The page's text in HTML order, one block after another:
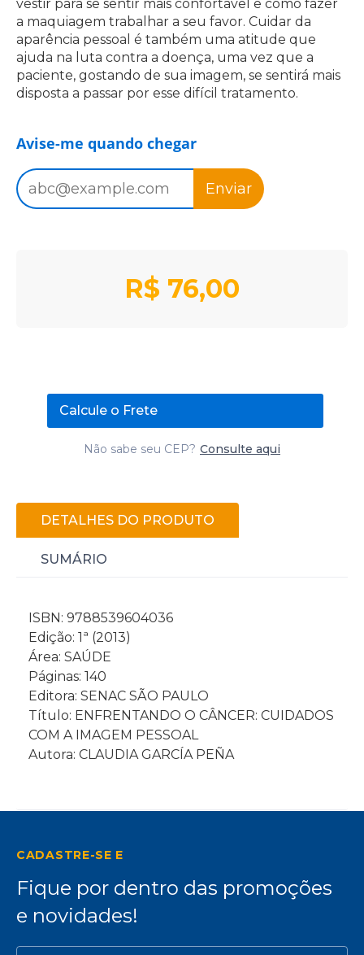
vestir para se sentir mais confortável e como fazer
a maquiagem trabalhar a seu favor. Cuidar da
aparência pessoal é também uma atitude que
ajuda na luta contra a doença, uma vez que a
paciente, gostando de sua imagem, se sentirá mais
disposta a passar por esse difícil tratamento.
Avise-me quando chegar
Enviar
R$ 76,00
Calcule o Frete
Não sabe seu CEP? Consulte aqui
DETALHES DO PRODUTO
SUMÁRIO
ISBN: 9788539604036
Edição: 1ª (2013)
Área: SAÚDE
Páginas: 140
Editora: SENAC SÃO PAULO
Título: ENFRENTANDO O CÂNCER: CUIDADOS
COM A IMAGEM PESSOAL
Autora: CLAUDIA GARCÍA PEÑA
CADASTRE-SE E
Fique por dentro das promoções
e novidades!